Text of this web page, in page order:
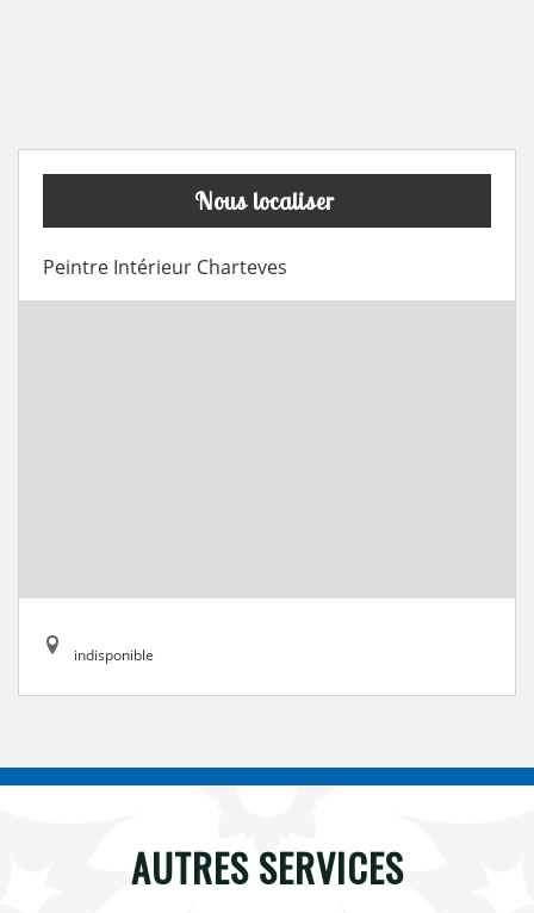
Nous localiser
Peintre Intérieur Charteves
indisponible
AUTRES SERVICES